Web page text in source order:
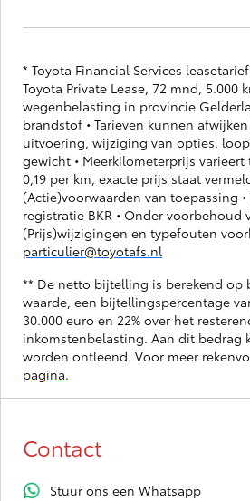
* Toyota Financial Services
Toyota Private Lease, 72 mnd, 5.000
wegenbelasting in provincie
brandstof • Tarieven kunnen
uitvoering, wijziging van opties,
gewicht • Meerkilometerprijs varieert
0,19 per km, exacte prijs staat
(Actie)voorwaarden van toepassing
registratie BKR • Onder voorbehoud
(Prijs)wijzigingen en typefouten
particulier@toyotafs.nl
** De netto bijtelling is berekend op
waarde, een bijtellingspercentage
30.000 euro en 22% over het
inkomstenbelasting. Aan dit bedrag
worden ontleend. Voor meer
pagina.
Contact
Stuur ons een Whatsapp